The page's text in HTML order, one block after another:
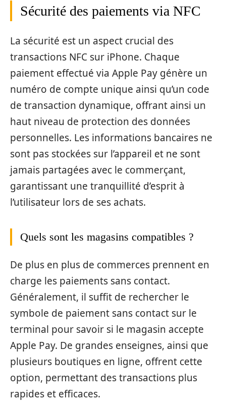
Sécurité des paiements via NFC
La sécurité est un aspect crucial des
transactions NFC sur iPhone. Chaque
paiement effectué via Apple Pay génère un
numéro de compte unique ainsi qu’un code
de transaction dynamique, offrant ainsi un
haut niveau de protection des données
personnelles. Les informations bancaires ne
sont pas stockées sur l’appareil et ne sont
jamais partagées avec le commerçant,
garantissant une tranquillité d’esprit à
l’utilisateur lors de ses achats.
Quels sont les magasins compatibles ?
De plus en plus de commerces prennent en
charge les paiements sans contact.
Généralement, il suffit de rechercher le
symbole de paiement sans contact sur le
terminal pour savoir si le magasin accepte
Apple Pay. De grandes enseignes, ainsi que
plusieurs boutiques en ligne, offrent cette
option, permettant des transactions plus
rapides et efficaces.